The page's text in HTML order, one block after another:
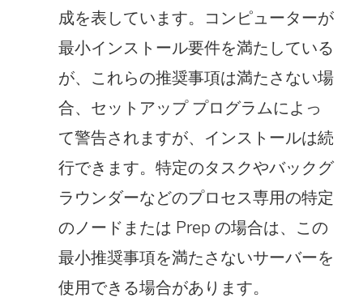
成を表しています。コンピューターが
最小インストール要件を満たしている
が、これらの推奨事項は満たさない場
合、セットアップ プログラムによっ
て警告されますが、インストールは続
行できます。特定のタスクやバックグ
ラウンダーなどのプロセス専用の特定
のノードまたは Prep の場合は、この
最小推奨事項を満たさないサーバーを
使用できる場合があります。